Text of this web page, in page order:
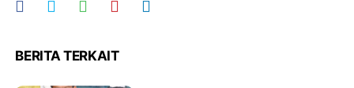
BERITA TERKAIT